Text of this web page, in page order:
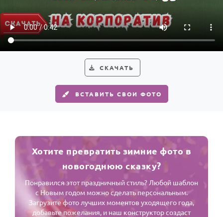
СКАЧАТЬ
ВСТАВИТЬ СВОИ ФОТО
Хотите превратить зимние фото в
новогоднюю сказку?
Понравился этот праздничный стиль? Любой шаблон
с Новым годом можно сделать персональным.
Загрузите фото лучших моментов уходящего года,
добавьте пожелания, и наш конструктор создаст